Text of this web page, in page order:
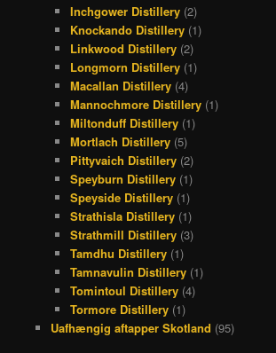
Inchgower Distillery (2)
Knockando Distillery (1)
Linkwood Distillery (2)
Longmorn Distillery (1)
Macallan Distillery (4)
Mannochmore Distillery (1)
Miltonduff Distillery (1)
Mortlach Distillery (5)
Pittyvaich Distillery (2)
Speyburn Distillery (1)
Speyside Distillery (1)
Strathisla Distillery (1)
Strathmill Distillery (3)
Tamdhu Distillery (1)
Tamnavulin Distillery (1)
Tomintoul Distillery (4)
Tormore Distillery (1)
Uafhængig aftapper Skotland (95)